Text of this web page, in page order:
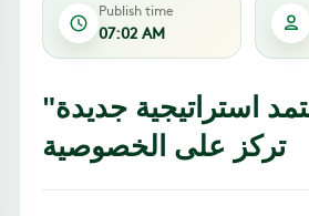
Publish time
07:02 AM
"فيسبوك" تعتمد استراتيجية جديدة
تركز على الخصوصية